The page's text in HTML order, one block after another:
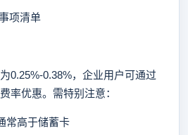
项清单
0.38%，企业用户可通过
率优惠。需特别注意：
高于储蓄卡